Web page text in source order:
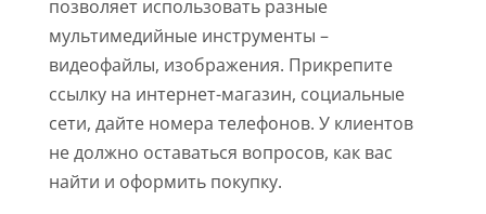
позволяет использовать разные
мультимедийные инструменты –
видеофайлы, изображения. Прикрепите
ссылку на интернет-магазин, социальные
сети, дайте номера телефонов. У клиентов
не должно оставаться вопросов, как вас
найти и оформить покупку.